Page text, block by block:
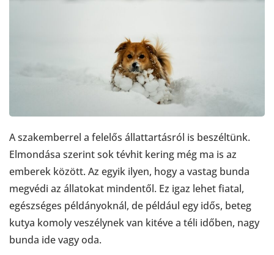
A szakemberrel a felelős állattartásról is beszéltünk.
Elmondása szerint sok tévhit kering még ma is az
emberek között. Az egyik ilyen, hogy a vastag bunda
megvédi az állatokat mindentől. Ez igaz lehet fiatal,
egészséges példányoknál, de például egy idős, beteg
kutya komoly veszélynek van kitéve a téli időben, nagy
bunda ide vagy oda.